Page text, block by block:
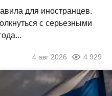
для иностранцев.
с серьезными
4 авг 2026 4 929